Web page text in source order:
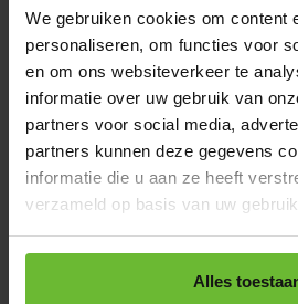
We gebruiken cookies om content
personaliseren, om functies voor
en om ons websiteverkeer te
informatie over uw gebruik van
partners voor social media,
partners kunnen deze gegevens
informatie die u aan ze heeft
verzameld op basis van uw
Alles
Granola premium
€16,95
Vergelijk